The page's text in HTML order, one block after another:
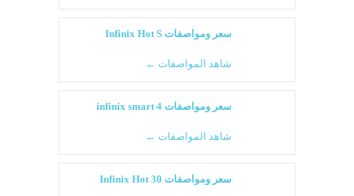
سعر ومواصفات Infinix Hot S
شاهد المواصفات ←
سعر ومواصفات infinix smart 4
شاهد المواصفات ←
سعر ومواصفات Infinix Hot 30